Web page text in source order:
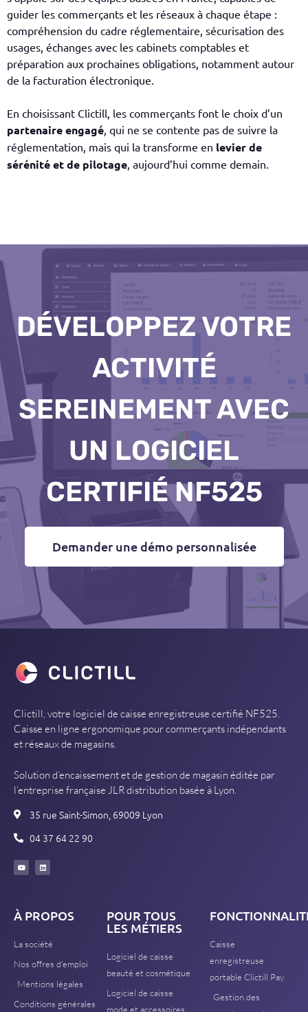
guider les commerçants et les réseaux à chaque étape :
compréhension du cadre réglementaire, sécurisation des
usages, échanges avec les cabinets comptables et
préparation aux prochaines obligations, notamment autour
de la facturation électronique.
En choisissant Clictill, les commerçants font le choix d’un
partenaire engagé, qui ne se contente pas de suivre la
réglementation, mais qui la transforme en levier de
sérénité et de pilotage, aujourd’hui comme demain.
DÉVELOPPEZ VOTRE
ACTIVITÉ
SEREINEMENT AVEC
UN LOGICIEL
CERTIFIÉ NF525
Demander une démo personnalisée
Clictill, votre logiciel de caisse enregistreuse certifié NF525.
Caisse en ligne ergonomique pour commerçants indépendants
et réseaux de magasins.
Solution d’encaissement et de gestion de magasin éditée par
l’entreprise française JLR distribution basée à Lyon.
35 rue Saint-Simon, 69009 Lyon
04 37 64 22 90
À PROPOS
La société
Nos offres d'emploi
Mentions légales
Conditions générales
POUR TOUS
LES MÉTIERS
Logiciel de caisse
beauté et cosmétique
Logiciel de caisse
mode et accessoires
Caisse
enregistreuse
portable Clictill Pay
Gestion des